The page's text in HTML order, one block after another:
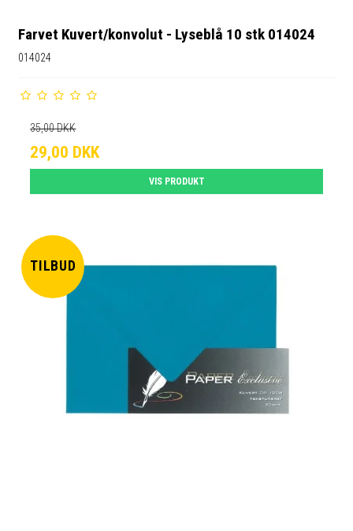
Farvet Kuvert/konvolut - Lyseblå 10 stk 014024
014024
35,00 DKK
29,00 DKK
VIS PRODUKT
TILBUD